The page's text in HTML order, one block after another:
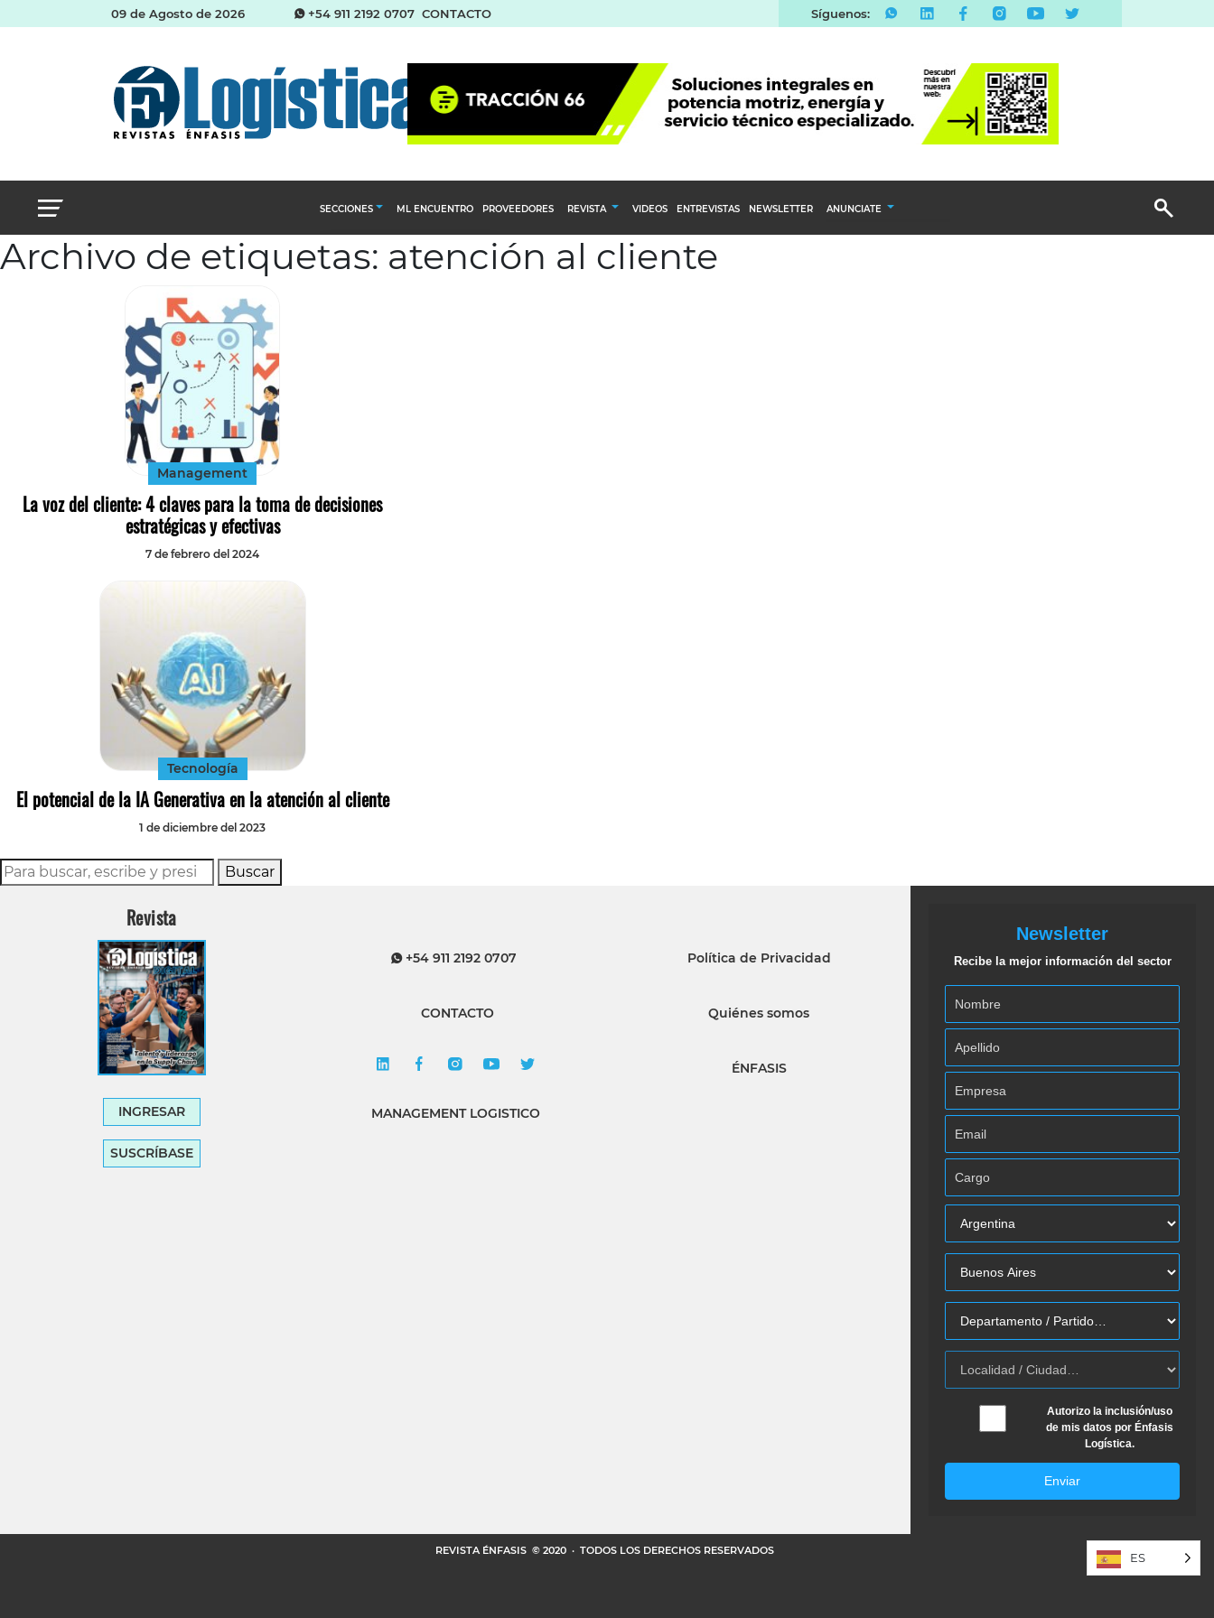
09 de Agosto de 2026 +54 911 2192 0707 CONTACTO Síguenos:
SECCIONES
Abastecimiento y compras
ML ENCUENTRO PROVEEDORES REVISTA
Calendario Editorial
Ediciones Anteriores
VIDEOS ENTREVISTAS NEWSLETTER ANUNCIATE
Archivo de etiquetas: atención al cliente
Management
La voz del cliente: 4 claves para la toma de decisiones
estratégicas y efectivas
7 de febrero del 2024
Tecnología
El potencial de la IA Generativa en la atención al cliente
1 de diciembre del 2023
Buscar
Revista
INGRESAR
SUSCRÍBASE
+54 911 2192 0707
CONTACTO
MANAGEMENT LOGISTICO
Política de Privacidad
Quiénes somos
ÉNFASIS
Newsletter
Recibe la mejor información del sector
Autorizo la inclusión/uso
de mis datos por Énfasis
Logística.
Enviar
REVISTA ÉNFASIS © 2020 · TODOS LOS DERECHOS RESERVADOS ES